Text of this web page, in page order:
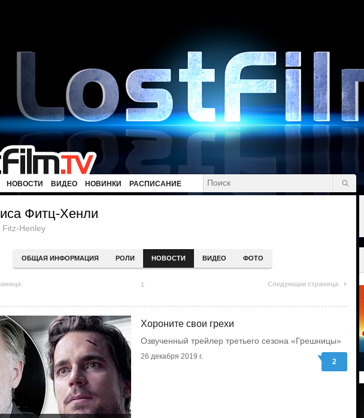
НОВОСТИ ВИДЕО НОВИНКИ РАСПИСАНИЕ
Фитц-Хенли
Fitz-Henley
ОБЩАЯ ИНФОРМАЦИЯ РОЛИ НОВОСТИ ВИДЕО ФОТО
1 Следующая страница
Хороните свои грехи
Озвученный трейлер третьего сезона «Грешницы»
26 декабря 2019 г.
2